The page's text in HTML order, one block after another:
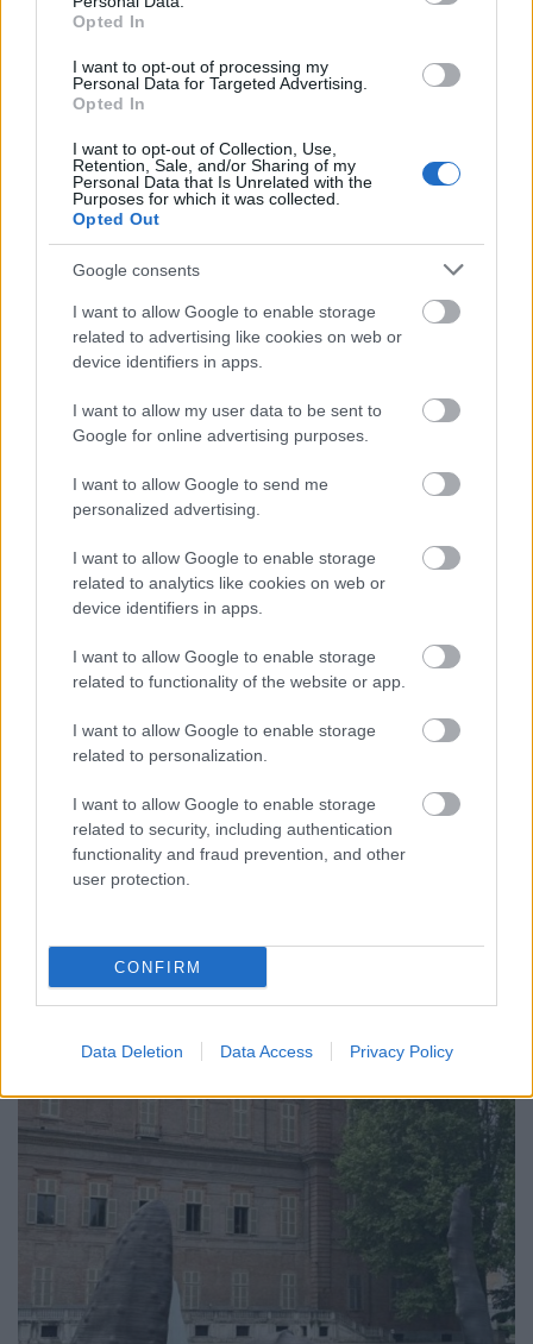
Opted In
I want to opt-out of processing my
Personal Data for Targeted Advertising.
Opted In
I want to opt-out of Collection, Use,
Retention, Sale, and/or Sharing of my
Personal Data that Is Unrelated with the
Purposes for which it was collected.
Opted Out
Google consents
I want to allow Google to enable storage
related to advertising like cookies on web or
device identifiers in apps.
I want to allow my user data to be sent to
Google for online advertising purposes.
I want to allow Google to send me
personalized advertising.
I want to allow Google to enable storage
related to analytics like cookies on web or
device identifiers in apps.
I want to allow Google to enable storage
related to functionality of the website or app.
I want to allow Google to enable storage
related to personalization.
I want to allow Google to enable storage
related to security, including authentication
functionality and fraud prevention, and other
user protection.
CONFIRM
Data Deletion Data Access Privacy Policy
megtesz kihelyezett hajóik és a legénység
méretének csökkentése az ehhez vezető út, amit az
első fémnyomtató hadihajón (a USS Bataamon)
felszereléshez…
3D nyomtatással is elkészíthető az
egyik legerősebb rozsdamentes acél
• 2022. október 04.
A fémnyomtatás évről évre fontosabb szerepet
játszik, a légjármű-ipartól a medicináig, egyre több
iparágban bővülnek vele a lehetőségek. Mindezzel
együtt, a fejlődéssel nő a kihívások száma, és
egyikre-másikra nem könnyű megoldást találni.
Például a gyártófolyamat közbeni hőmérséklet az
egyik…